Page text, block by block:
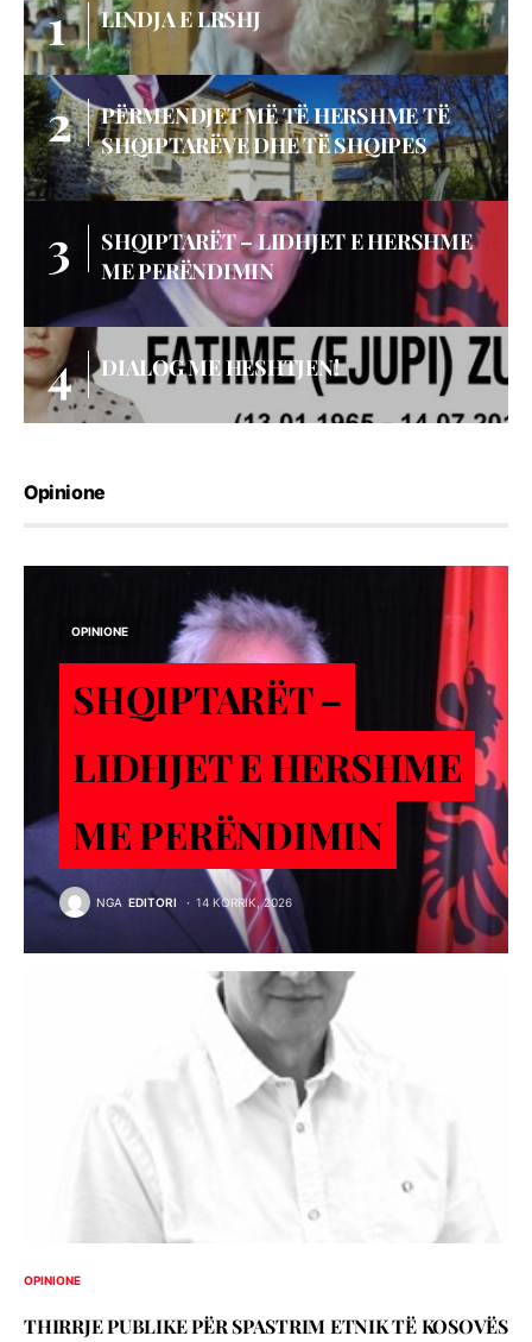
LINDJA E LRSHJ
PËRMENDJET MË TË HERSHME TË
SHQIPTARËVE DHE TË SHQIPES
SHQIPTARËT – LIDHJET E HERSHME
ME PERËNDIMIN
DIALOG ME HESHTJEN!
Opinione
OPINIONE
SHQIPTARËT –
LIDHJET E HERSHME
ME PERËNDIMIN
NGA EDITORI 14 KORRIK, 2026
OPINIONE
THIRRJE PUBLIKE PËR SPASTRIM ETNIK TË KOSOVËS